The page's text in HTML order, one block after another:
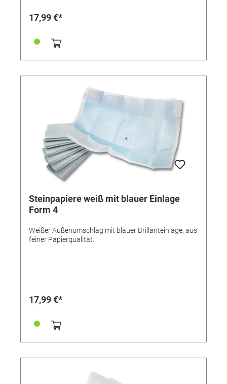
17,99 €*
Steinpapiere weiß mit blauer Einlage
Form 4
Weißer Außenumschlag mit blauer Brillanteinlage, aus
feiner Papierqualität.
17,99 €*